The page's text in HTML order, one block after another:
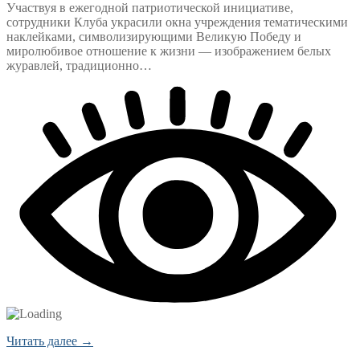
Участвуя в ежегодной патриотической инициативе,
сотрудники Клуба украсили окна учреждения тематическими
наклейками, символизирующими Великую Победу и
миролюбивое отношение к жизни — изображением белых
журавлей, традиционно…
Читать далее →